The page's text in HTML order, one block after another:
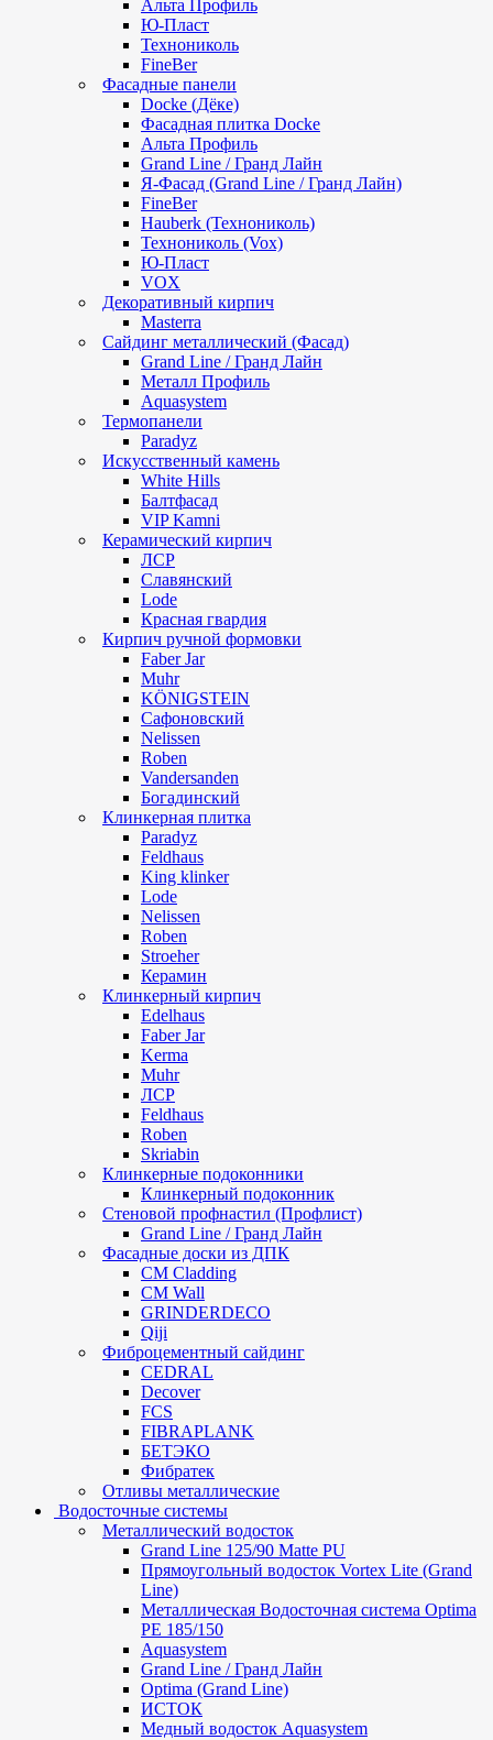
Альта Профиль
Ю-Пласт
Технониколь
FineBer
Фасадные панели
Docke (Дёке)
Фасадная плитка Docke
Альта Профиль
Grand Line / Гранд Лайн
Я-Фасад (Grand Line / Гранд Лайн)
FineBer
Hauberk (Технониколь)
Технониколь (Vox)
Ю-Пласт
VOX
Декоративный кирпич
Masterra
Сайдинг металлический (Фасад)
Grand Line / Гранд Лайн
Металл Профиль
Aquasystem
Термопанели
Paradyz
Искусственный камень
White Hills
Балтфасад
VIP Kamni
Керамический кирпич
ЛСР
Славянский
Lode
Красная гвардия
Кирпич ручной формовки
Faber Jar
Muhr
KÖNIGSTEIN
Сафоновский
Nelissen
Roben
Vandersanden
Богадинский
Клинкерная плитка
Paradyz
Feldhaus
King klinker
Lode
Nelissen
Roben
Stroeher
Керамин
Клинкерный кирпич
Edelhaus
Faber Jar
Kerma
Muhr
ЛСР
Feldhaus
Roben
Skriabin
Клинкерные подоконники
Клинкерный подоконник
Стеновой профнастил (Профлист)
Grand Line / Гранд Лайн
Фасадные доски из ДПК
CM Cladding
CM Wall
GRINDERDECO
Qiji
Фиброцементный сайдинг
CEDRAL
Decover
FCS
FIBRAPLANK
БЕТЭКО
Фибратек
Отливы металлические
Водосточные системы
Металлический водосток
Grand Line 125/90 Matte PU
Прямоугольный водосток Vortex Lite (Grand
Line)
Металлическая Водосточная система Optima
PE 185/150
Aquasystem
Grand Line / Гранд Лайн
Optima (Grand Line)
ИСТОК
Медный водосток Aquasystem